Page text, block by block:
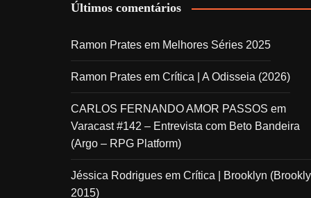
Últimos comentários
Ramon Prates em Melhores Séries 2025
Ramon Prates em Crítica | A Odisseia (2026)
CARLOS FERNANDO AMOR PASSOS em
Varacast #142 – Entrevista com Beto Bandeira
(Argo – RPG Platform)
Jéssica Rodrigues em Crítica | Brooklyn
2015)